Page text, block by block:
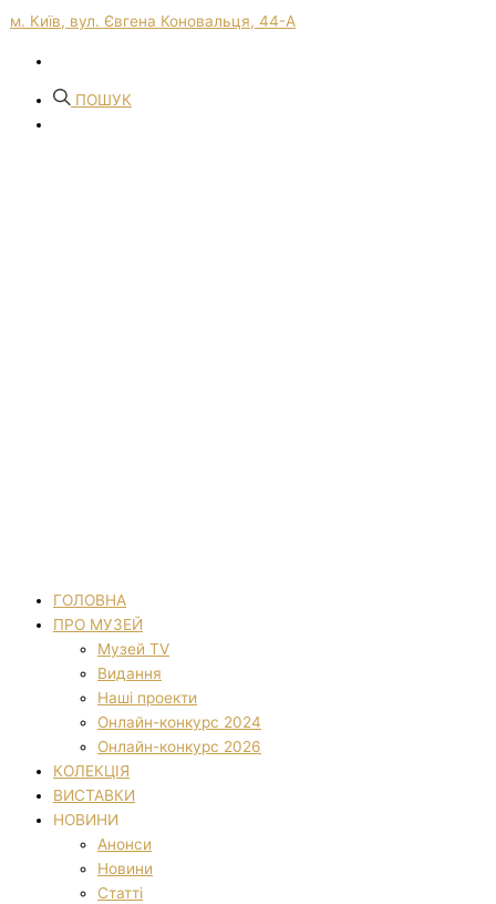
м. Київ, вул. Євгена Коновальця, 44-А
ПОШУК
ГОЛОВНА
ПРО МУЗЕЙ
Музей TV
Видання
Наші проекти
Онлайн-конкурс 2024
Онлайн-конкурс 2026
КОЛЕКЦІЯ
ВИСТАВКИ
НОВИНИ
Анонси
Новини
Статті